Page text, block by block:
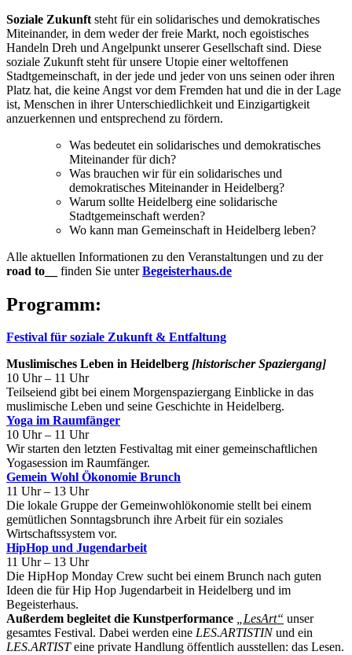
Soziale Zukunft steht für ein solidarisches und demokratisches
Miteinander, in dem weder der freie Markt, noch egoistisches
Handeln Dreh und Angelpunkt unserer Gesellschaft sind. Diese
soziale Zukunft steht für unsere Utopie einer weltoffenen
Stadtgemeinschaft, in der jede und jeder von uns seinen oder ihren
Platz hat, die keine Angst vor dem Fremden hat und die in der Lage
ist, Menschen in ihrer Unterschiedlichkeit und Einzigartigkeit
anzuerkennen und entsprechend zu fördern.
Was bedeutet ein solidarisches und demokratisches
Miteinander für dich?
Was brauchen wir für ein solidarisches und
demokratisches Miteinander in Heidelberg?
Warum sollte Heidelberg eine solidarische
Stadtgemeinschaft werden?
Wo kann man Gemeinschaft in Heidelberg leben?
Alle aktuellen Informationen zu den Veranstaltungen und zu der
road to__
finden Sie unterBegeisterhaus.de
Programm:
Festival für soziale Zukunft & Entfaltung
Muslimisches Leben in Heidelberg [historischer Spaziergang]
10 Uhr – 11 Uhr
Teilseiend gibt bei einem Morgenspaziergang Einblicke in das
muslimische Leben und seine Geschichte in Heidelberg.
Yoga im Raumfänger
10 Uhr – 11 Uhr
Wir starten den letzten Festivaltag mit einer gemeinschaftlichen
Yogasession im Raumfänger.
Gemein Wohl Ökonomie Brunch
11 Uhr – 13 Uhr
Die lokale Gruppe der Gemeinwohlökonomie stellt bei einem
gemütlichen Sonntagsbrunch ihre Arbeit für ein soziales
Wirtschaftssystem vor.
HipHop und Jugendarbeit
11 Uhr – 13 Uhr
Die HipHop Monday Crew sucht bei einem Brunch nach guten
Ideen die für Hip Hop Jugendarbeit in Heidelberg und im
Begeisterhaus.
Außerdem begleitet die Kunstperformance „LesArt“ unser
gesamtes Festival. Dabei werden eine LES.ARTISTINund ein
LES.ARTISTeine private Handlung öffentlich ausstellen: das Lesen.